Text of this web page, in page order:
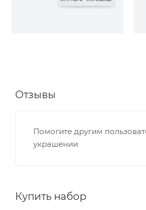
Отзывы
Помогите другим
украшении
Купить набор